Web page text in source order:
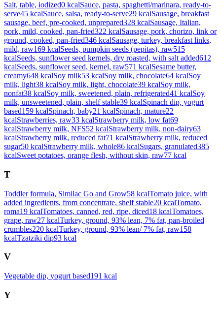
Salt, table, iodized0 kcalSauce, pasta, spaghetti/marinara, ready-to-
serve45 kcalSauce, salsa, ready-to-serve29 kcalSausage, breakfast
sausage, beef, pre-cooked, unprepared328 kcalSausage, Italian,
pork, mild, cooked, pan-fried322 kcalSausage, pork, chorizo, link or
ground, cooked, pan-fried346 kcalSausage, turkey, breakfast links,
mild, raw169 kcalSeeds, pumpkin seeds (pepitas), raw515
kcalSeeds, sunflower seed kernels, dry roasted, with salt added612
kcalSeeds, sunflower seed, kernel, raw571 kcalSesame butter,
creamy648 kcalSoy milk53 kcalSoy milk, chocolate64 kcalSoy
milk, light38 kcalSoy milk, light, chocolate39 kcalSoy milk,
nonfat38 kcalSoy milk, sweetened, plain, refrigerated41 kcalSoy
milk, unsweetened, plain, shelf stable39 kcalSpinach dip, yogurt
based159 kcalSpinach, baby21 kcalSpinach, mature22
kcalStrawberries, raw33 kcalStrawberry milk, low fat69
kcalStrawberry milk, NFS52 kcalStrawberry milk, non-dairy63
kcalStrawberry milk, reduced fat71 kcalStrawberry milk, reduced
sugar50 kcalStrawberry milk, whole86 kcalSugars, granulated385
kcalSweet potatoes, orange flesh, without skin, raw77 kcal
T
Toddler formula, Similac Go and Grow58 kcalTomato juice, with
added ingredients, from concentrate, shelf stable20 kcalTomato,
roma19 kcalTomatoes, canned, red, ripe, diced18 kcalTomatoes,
grape, raw27 kcalTurkey, ground, 93% lean, 7% fat, pan-broiled
crumbles220 kcalTurkey, ground, 93% lean/ 7% fat, raw158
kcalTzatziki dip93 kcal
V
Vegetable dip, yogurt based191 kcal
Y